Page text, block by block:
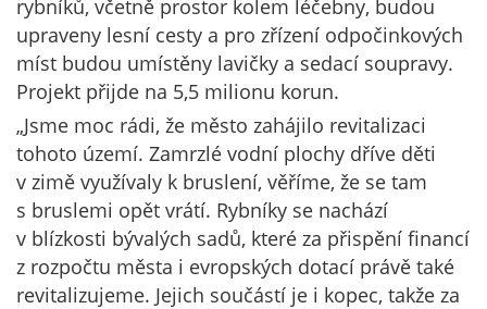
rybníků, včetně prostor kolem léčebny, budou
upraveny lesní cesty a pro zřízení odpočinkových
míst budou umístěny lavičky a sedací soupravy.
Projekt přijde na 5,5 milionu korun.
„Jsme moc rádi, že město zahájilo revitalizaci
tohoto území. Zamrzlé vodní plochy dříve děti
v zimě využívaly k bruslení, věříme, že se tam
s bruslemi opět vrátí. Rybníky se nachází
v blízkosti bývalých sadů, které za přispění financí
z rozpočtu města i evropských dotací právě také
revitalizujeme. Jejich součástí je i kopec, takže za